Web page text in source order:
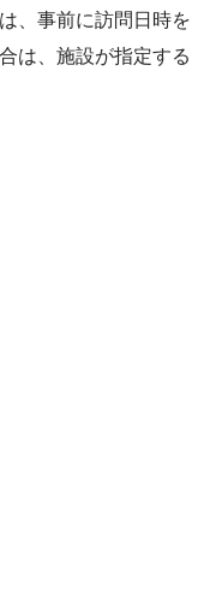
、事前に訪問日時を
は、施設が指定する